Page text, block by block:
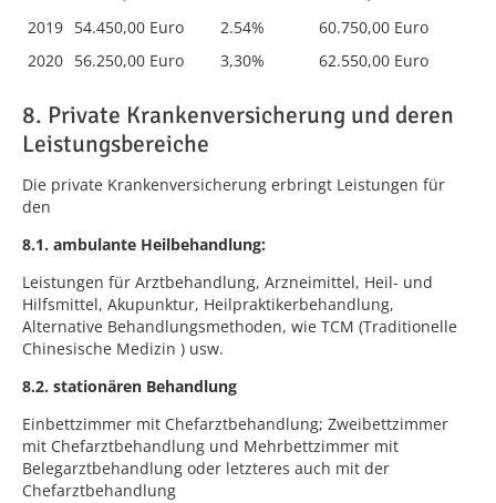
2019 54.450,00 Euro 2.54%
60.750,00 Euro
2020 56.250,00 Euro 3,30% 62.550,00 Euro
8. Private Krankenversicherung und deren
Leistungsbereiche
Die private Krankenversicherung erbringt Leistungen für
den
8.1. ambulante Heilbehandlung:
Leistungen für Arztbehandlung, Arzneimittel, Heil- und
Hilfsmittel, Akupunktur, Heilpraktikerbehandlung,
Alternative Behandlungsmethoden, wie TCM (Traditionelle
Chinesische Medizin ) usw.
8.2. stationären Behandlung
Einbettzimmer mit Chefarztbehandlung; Zweibettzimmer
mit Chefarztbehandlung und Mehrbettzimmer mit
Belegarztbehandlung oder letzteres auch mit der
Chefarztbehandlung